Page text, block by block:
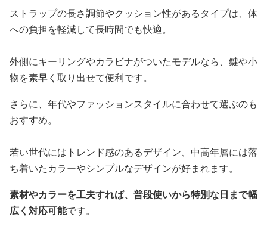
ストラップの長さ調節やクッション性があるタイプは、体
への負担を軽減して長時間でも快適。
外側にキーリングやカラビナがついたモデルなら、鍵や小
物を素早く取り出せて便利です。
さらに、年代やファッションスタイルに合わせて選ぶのも
おすすめ。
若い世代にはトレンド感のあるデザイン、中高年層には落
ち着いたカラーやシンプルなデザインが好まれます。
素材やカラーを工夫すれば、普段使いから特別な日まで幅
広く対応可能です。